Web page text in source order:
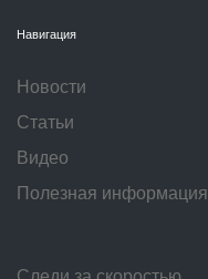
Навигация
Новости
Статьи
Видео
Полезная информация